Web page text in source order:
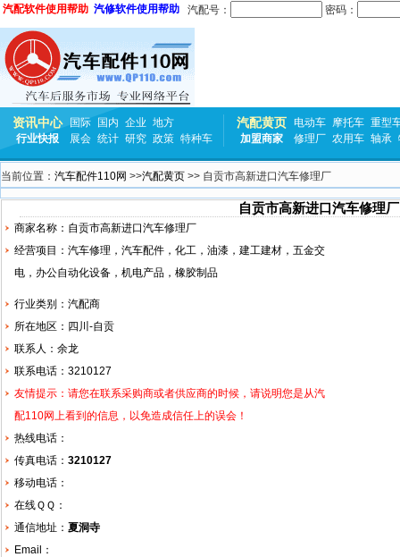
汽配软件使用帮助 汽修软件使用帮助 汽配号： 密码：
资讯中心 国际 国内 企业 地方
行业快报
展会 统计 研究 政策 特种车
汽配黄页 电动车 摩托车 重型
加盟商家
修理厂 农用车 轴承
当前位置： 汽车配件110网 >>汽配黄页 >> 自贡市高新进口汽车修理厂
自贡市高新进口汽车修理厂
商家名称：自贡市高新进口汽车修理厂
经营项目： 汽车修理 ，汽车配件，化工，油漆，建工建材，五金交
电，办公自动化设备，机电产品， 橡胶制品
行业类别：汽配商
所在地区：四川-自贡
联系人：余龙
联系电话：3210127
友情提示：请您在联系采购商或者供应商的时候，请说明您是从汽
配110网上看到的信息，以免造成信任上的误会！
热线电话：
传真电话： 3210127
移动电话：
在线ＱＱ：
通信地址： 夏洞寺
Email：